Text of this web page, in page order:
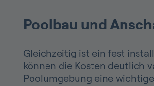
Poolbau und
Gleichzeitig ist ein fest
können die Kosten deutlich
Poolumgebung eine